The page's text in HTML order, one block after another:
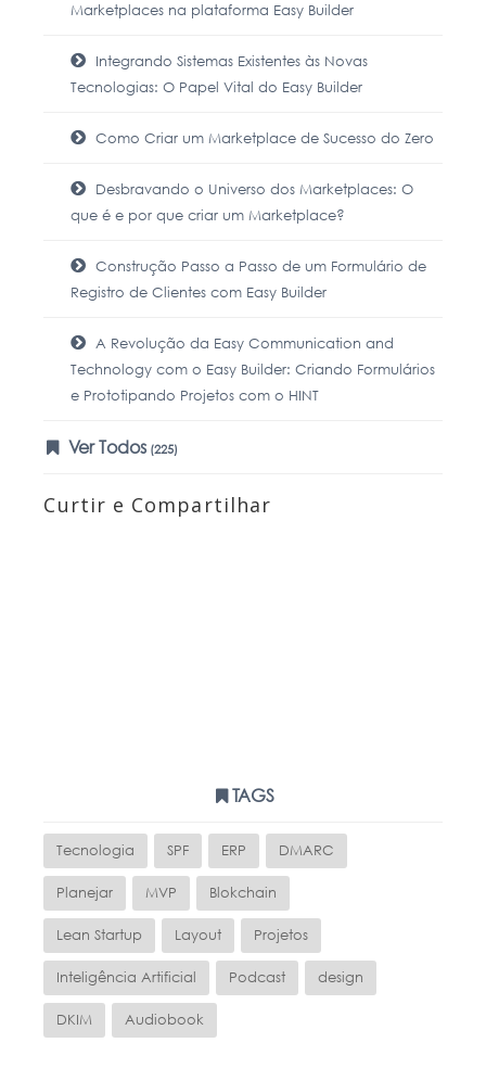
Marketplaces na plataforma Easy Builder
Integrando Sistemas Existentes às Novas
Tecnologias: O Papel Vital do Easy Builder
Como Criar um Marketplace de Sucesso do Zero
Desbravando o Universo dos Marketplaces: O
que é e por que criar um Marketplace?
Construção Passo a Passo de um Formulário de
Registro de Clientes com Easy Builder
A Revolução da Easy Communication and
Technology com o Easy Builder: Criando Formulários
e Prototipando Projetos com o HINT
Ver Todos (225)
Curtir e Compartilhar
TAGS
Tecnologia SPF ERP DMARC
Planejar MVP Blokchain
Lean Startup Layout Projetos
Inteligência Artificial Podcast design
DKIM Audiobook